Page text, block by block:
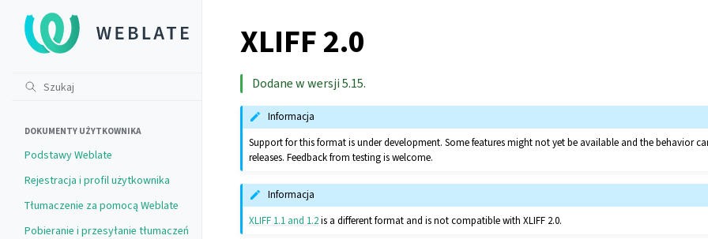
DOKUMENTY UŻYTKOWNIKA
Podstawy Weblate
Rejestracja i profil użytkownika
Tłumaczenie za pomocą Weblate
Pobieranie i przesyłanie tłumaczeń
XLIFF 2.0
Dodane w wersji 5.15.
Informacja
Support for this format is under development. Some features might not yet be available and the behavior
releases. Feedback from testing is welcome.
Informacja
XLIFF 1.1 and 1.2is a different format and is not compatible with XLIFF 2.0.